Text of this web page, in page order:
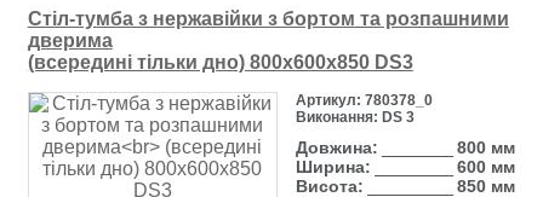
Стіл-тумба з нержавійки з бортом та розпашними
дверима
(всередині тільки дно) 800х600х850 DS3
Артикул: 780378_0
Виконання: DS 3
Довжина:
800 мм
Ширина:
600 мм
Висота:
850 мм